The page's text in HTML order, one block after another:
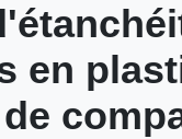
en